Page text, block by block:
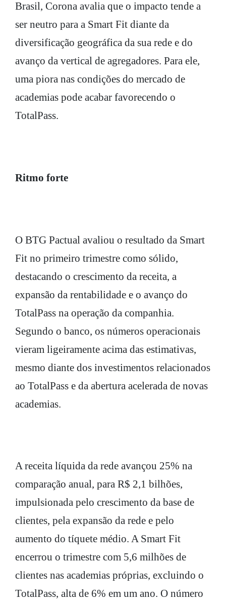
Brasil, Corona avalia que o impacto tende a
ser neutro para a Smart Fit diante da
diversificação geográfica da sua rede e do
avanço da vertical de agregadores. Para ele,
uma piora nas condições do mercado de
academias pode acabar favorecendo o
TotalPass.
Ritmo forte
O BTG Pactual avaliou o resultado da Smart
Fit no primeiro trimestre como sólido,
destacando o crescimento da receita, a
expansão da rentabilidade e o avanço do
TotalPass na operação da companhia.
Segundo o banco, os números operacionais
vieram ligeiramente acima das estimativas,
mesmo diante dos investimentos relacionados
ao TotalPass e da abertura acelerada de novas
academias.
A receita líquida da rede avançou 25% na
comparação anual, para R$ 2,1 bilhões,
impulsionada pelo crescimento da base de
clientes, pela expansão da rede e pelo
aumento do tíquete médio. A Smart Fit
encerrou o trimestre com 5,6 milhões de
clientes nas academias próprias, excluindo o
TotalPass, alta de 6% em um ano. O número